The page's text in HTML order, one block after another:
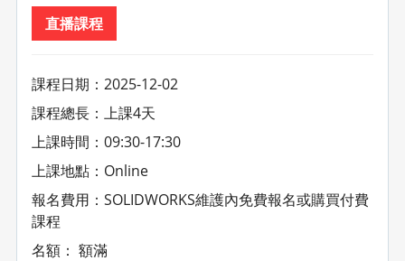
直播課程
課程日期：2025-12-02
課程總長：上課4天
上課時間：09:30-17:30
上課地點：Online
報名費用：SOLIDWORKS維護內免費報名或購買付費
課程
名額： 額滿